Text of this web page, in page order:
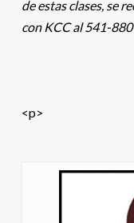
de estas clases, se
con KCC al 541-
<p>